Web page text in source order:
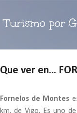
Turismo por
Que ver en...
Fornelos de Montes
km. de Vigo. Es uno